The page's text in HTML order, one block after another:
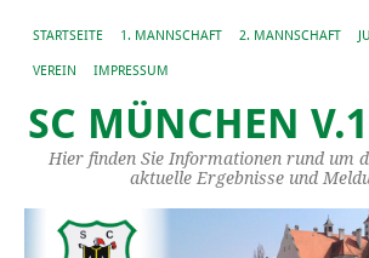
STARTSEITE 1. MANNSCHAFT 2. MANNSCHAFT
VEREIN IMPRESSUM
SC MÜNCHEN
Hier finden Sie Informationen rund um
aktuelle Ergebnisse und